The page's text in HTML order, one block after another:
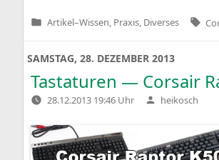
Veröffentlicht
Artikel–Wissen, Praxis, Diverses
SAMSTAG, 28. DEZEMBER 2013
Tastaturen — Corsair
28.12.2013 19:46 Uhr Verfasst
von
heikosch